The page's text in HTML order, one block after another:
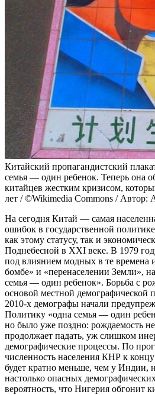
Китайский пропагандистский
семья — один ребенок. Теперь она
китайцев жестким кризисом,
лет / ©Wikimedia Commons / Автор:
На сегодня Китай — самая
ошибок в государственной
как этому статусу, так и
Поднебесной в XXI веке. В 1979
под влиянием модных в те времена
бомбе» и «перенаселении Земли»,
семья — один ребенок». Борьба с
основой местной демографической
2010-х демографы начали
Политику «одна семья — один
но было уже поздно: рождаемость
продолжает падать, уж слишком
демографические процессы. По
численность населения КНР к
будет кратно меньше, чем у Индии,
настолько опасных
вероятность, что Нигерия обгонит